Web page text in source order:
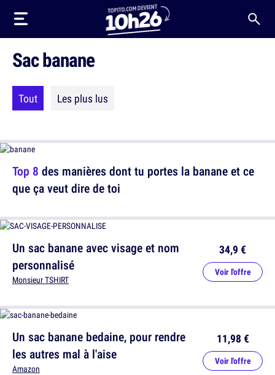
Sac banane
Tout Les plus lus
Top 8 des manières dont tu portes la banane et ce
que ça veut dire de toi
Un sac banane avec visage et nom
personnalisé
Monsieur TSHIRT
34,9 €
Voir l'offre
Un sac banane bedaine, pour rendre
les autres mal à l'aise
Amazon
11,98 €
Voir l'offre